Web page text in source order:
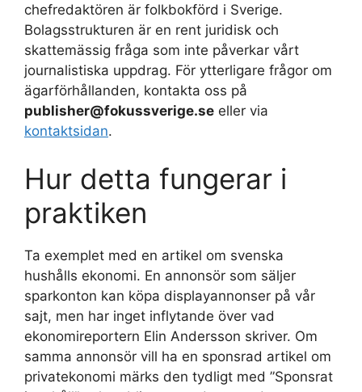
chefredaktören är folkbokförd i Sverige.
Bolagsstrukturen är en rent juridisk och
skattemässig fråga som inte påverkar vårt
journalistiska uppdrag. För ytterligare frågor om
ägarförhållanden, kontakta oss på
publisher@fokussverige.se eller via
kontaktsidan.
Hur detta fungerar i
praktiken
Ta exemplet med en artikel om svenska
hushålls ekonomi. En annonsör som säljer
sparkonton kan köpa displayannonser på vår
sajt, men har inget inflytande över vad
ekonomireportern Elin Andersson skriver. Om
samma annonsör vill ha en sponsrad artikel om
privatekonomi märks den tydligt med ”Sponsrat